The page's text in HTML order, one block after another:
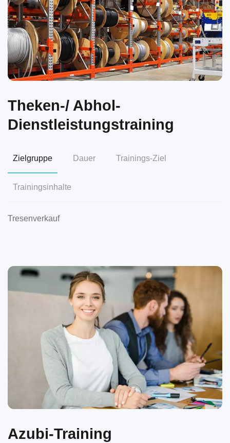
Theken-/ Abhol-
Dienstleistungstraining
Zielgruppe Dauer Trainings-Ziel
Trainingsinhalte
Tresenverkauf
Azubi-Training